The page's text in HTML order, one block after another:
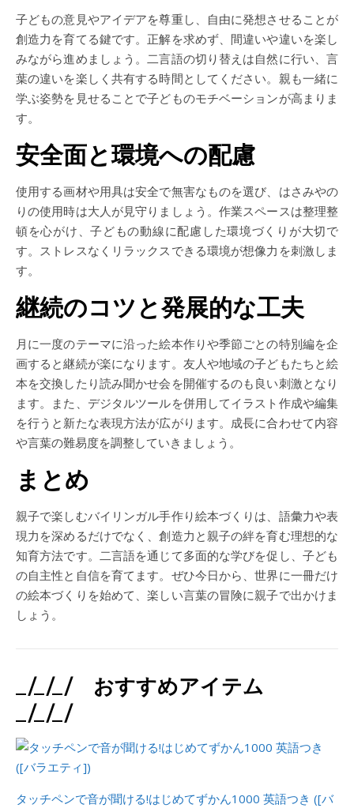
子どもの意見やアイデアを尊重し、自由に発想させることが
創造力を育てる鍵です。正解を求めず、間違いや違いを楽し
みながら進めましょう。二言語の切り替えは自然に行い、言
葉の違いを楽しく共有する時間としてください。親も一緒に
学ぶ姿勢を見せることで子どものモチベーションが高まりま
す。
安全面と環境への配慮
使用する画材や用具は安全で無害なものを選び、はさみやの
りの使用時は大人が見守りましょう。作業スペースは整理整
頓を心がけ、子どもの動線に配慮した環境づくりが大切で
す。ストレスなくリラックスできる環境が想像力を刺激しま
す。
継続のコツと発展的な工夫
月に一度のテーマに沿った絵本作りや季節ごとの特別編を企
画すると継続が楽になります。友人や地域の子どもたちと絵
本を交換したり読み聞かせ会を開催するのも良い刺激となり
ます。また、デジタルツールを併用してイラスト作成や編集
を行うと新たな表現方法が広がります。成長に合わせて内容
や言葉の難易度を調整していきましょう。
まとめ
親子で楽しむバイリンガル手作り絵本づくりは、語彙力や表
現力を深めるだけでなく、創造力と親子の絆を育む理想的な
知育方法です。二言語を通じて多面的な学びを促し、子ども
の自主性と自信を育てます。ぜひ今日から、世界に一冊だけ
の絵本づくりを始めて、楽しい言葉の冒険に親子で出かけま
しょう。
_/_/_/ おすすめアイテム
_/_/_/
タッチペンで音が聞ける!はじめてずかん1000 英語つき ([バ